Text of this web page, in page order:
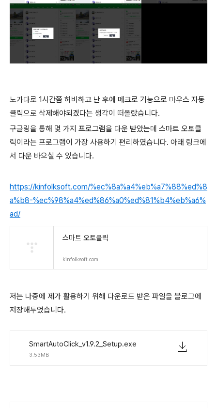
노가다로 1시간쯤 허비하고 난 후에 메크로 기능으로 마우스 자동
클릭으로 삭제해야되겠다는 생각이 떠올랐습니다.
구글링을 통해 몇 가지 프로그램을 다운 받았는데 스마트 오토클
릭이라는 프로그램이 가장 사용하기 편리하였습니다. 아래 링크에
서 다운 바으실 수 있습니다.
https://kinfolksoft.com/%ec%8a%a4%eb%a7%88%ed%8
a%b8-%ec%98%a4%ed%86%a0%ed%81%b4%eb%a6%
ad/
스마트 오토클릭
kinfolksoft.com
저는 나중에 제가 활용하기 위해 다운로드 받은 파일을 블로그에
저장해두었습니다.
SmartAutoClick_v1.9.2_Setup.exe
3.53MB